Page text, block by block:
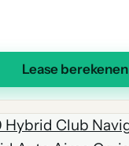
Lease berekenen